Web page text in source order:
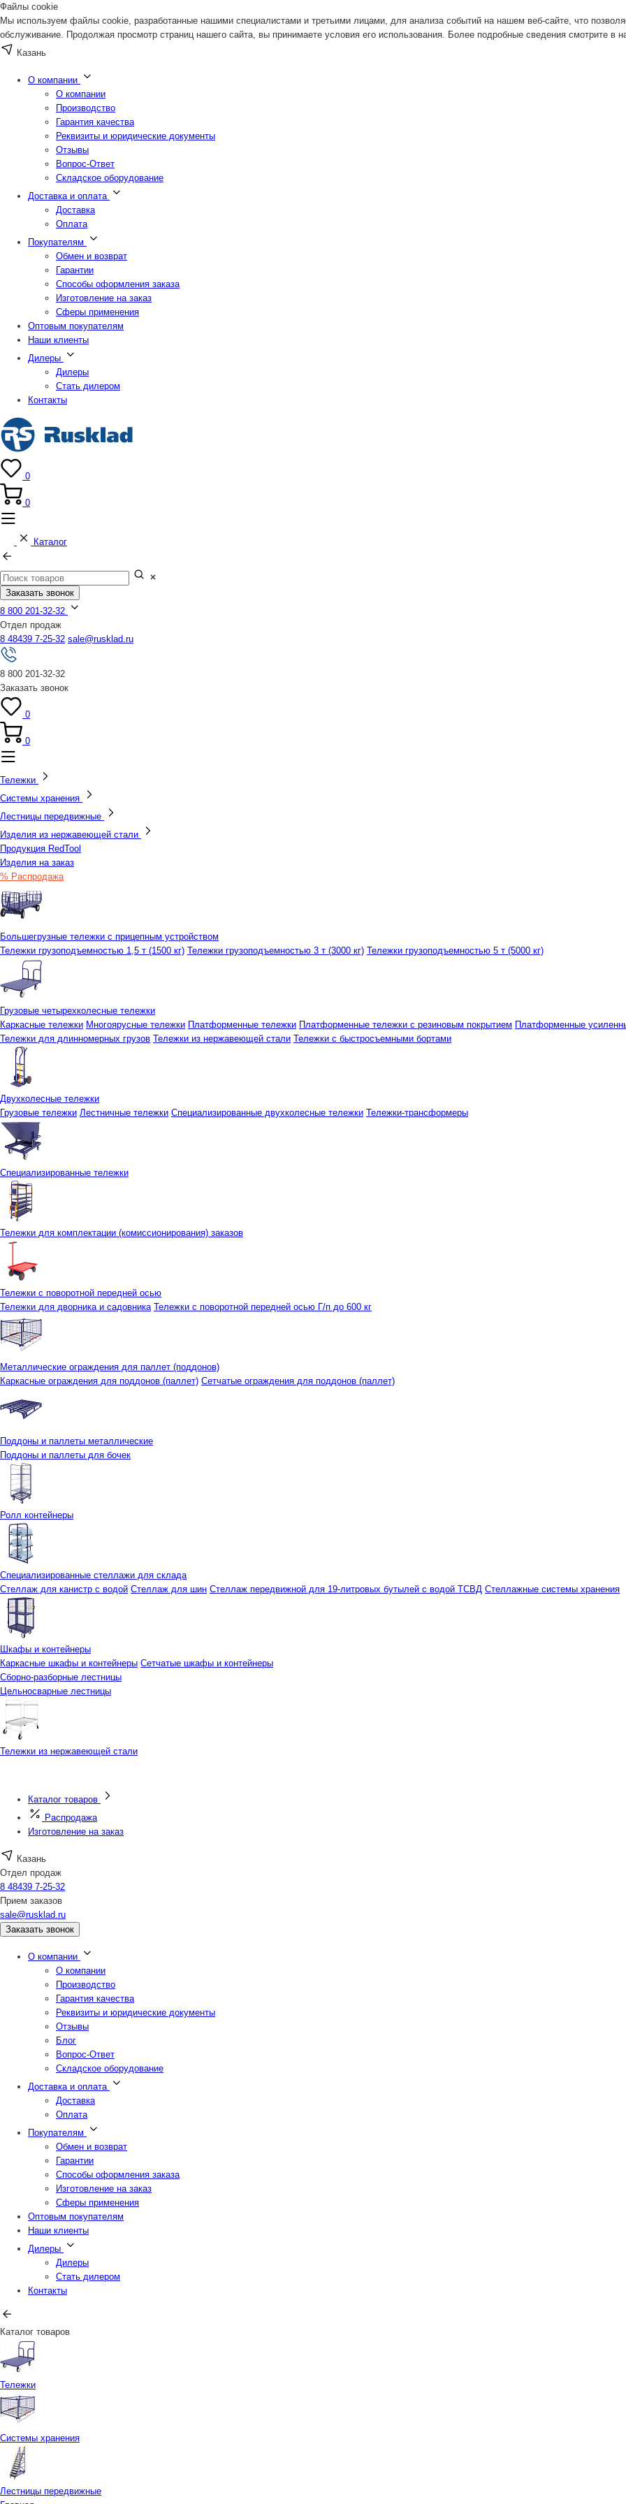
Файлы cookie
Мы используем файлы cookie, разработанные нашими специалистами и третьими лицами, для анализа событий на нашем веб-сайте, что
обслуживание. Продолжая просмотр страниц нашего сайта, вы принимаете условия его использования. Более подробные сведения смотрите в
Казань
О компании
О компании
Производство
Гарантия качества
Реквизиты и юридические документы
Отзывы
Вопрос-Ответ
Складское оборудование
Доставка и оплата
Доставка
Оплата
Покупателям
Обмен и возврат
Гарантии
Способы оформления заказа
Изготовление на заказ
Сферы применения
Оптовым покупателям
Наши клиенты
Дилеры
Дилеры
Стать дилером
Контакты
0
0
Каталог
Заказать звонок
8 800 201-32-32
Отдел продаж
8 48439 7-25-32 sale@rusklad.ru
8 800 201-32-32
Заказать звонок
0
0
Тележки
Системы хранения
Лестницы передвижные
Изделия из нержавеющей стали
Продукция RedTool
Изделия на заказ
% Распродажа
Большегрузные тележки с прицепным устройством
Тележки грузоподъемностью 1,5 т (1500 кг) Тележки грузоподъемностью 3 т (3000 кг) Тележки грузоподъемностью 5 т (5000 кг)
Грузовые четырехколесные тележки
Каркасные тележки Многоярусные тележки Платформенные тележки Платформенные тележки с резиновым покрытием Платформенные
Тележки для длинномерных грузов Тележки из нержавеющей стали Тележки с быстросъемными бортами
Двухколесные тележки
Грузовые тележки Лестничные тележки Специализированные двухколесные тележки Тележки-трансформеры
Специализированные тележки
Тележки для комплектации (комиссионирования) заказов
Тележки с поворотной передней осью
Тележки для дворника и садовника Тележки с поворотной передней осью Г/п до 600 кг
Металлические ограждения для паллет (поддонов)
Каркасные ограждения для поддонов (паллет) Сетчатые ограждения для поддонов (паллет)
Поддоны и паллеты металлические
Поддоны и паллеты для бочек
Ролл контейнеры
Специализированные стеллажи для склада
Стеллаж для канистр с водой Стеллаж для шин Стеллаж передвижной для 19-литровых бутылей с водой ТСВД Стеллажные системы хранения
Шкафы и контейнеры
Каркасные шкафы и контейнеры Сетчатые шкафы и контейнеры
Сборно-разборные лестницы
Цельносварные лестницы
Тележки из нержавеющей стали
Каталог товаров
Распродажа
Изготовление на заказ
Казань
Отдел продаж
8 48439 7-25-32
Прием заказов
sale@rusklad.ru
Заказать звонок
О компании
О компании
Производство
Гарантия качества
Реквизиты и юридические документы
Отзывы
Блог
Вопрос-Ответ
Складское оборудование
Доставка и оплата
Доставка
Оплата
Покупателям
Обмен и возврат
Гарантии
Способы оформления заказа
Изготовление на заказ
Сферы применения
Оптовым покупателям
Наши клиенты
Дилеры
Дилеры
Стать дилером
Контакты
Каталог товаров
Тележки
Системы хранения
Лестницы передвижные